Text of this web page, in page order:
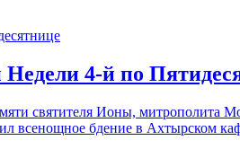
Недели 4-й по
святителя Ионы, митрополита
всенощное бдение в Ахтырском